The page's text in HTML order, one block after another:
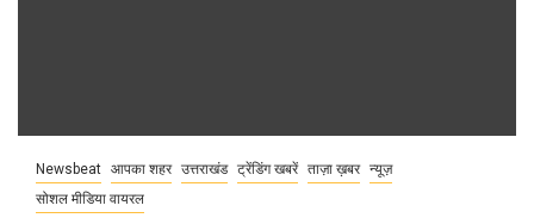
Newsbeat आपका शहर उत्तराखंड ट्रेंडिंग खबरें ताज़ा ख़बर न्यूज़
सोशल मीडिया वायरल